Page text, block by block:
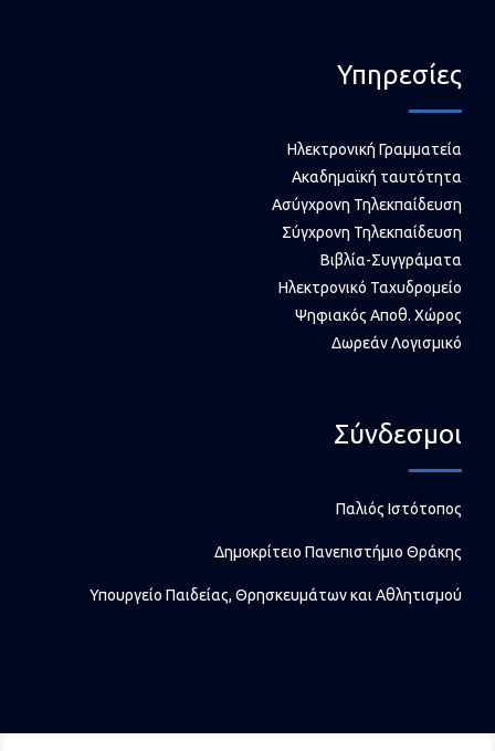
Υπηρεσίες
Ηλεκτρονική Γραμματεία
Ακαδημαϊκή ταυτότητα
Ασύγχρονη Τηλεκπαίδευση
Σύγχρονη Τηλεκπαίδευση
Βιβλία-Συγγράματα
Ηλεκτρονικό Ταχυδρομείο
Ψηφιακός Αποθ. Χώρος
Δωρεάν Λογισμικό
Σύνδεσμοι
Παλιός Ιστότοπος
Δημοκρίτειο Πανεπιστήμιο Θράκης
Υπουργείο Παιδείας, Θρησκευμάτων και Αθλητισμού